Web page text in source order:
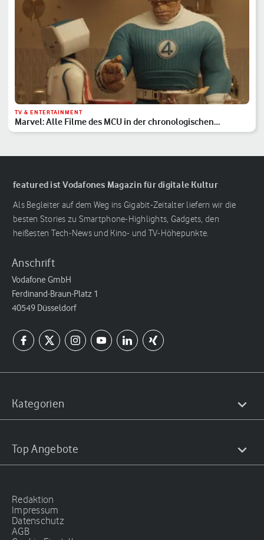
TV & ENTERTAINMENT
Marvel: Alle Filme des MCU in der chronologischen
Reihenfolge
featured ist Vodafones Magazin für digitale Kultur
Als Begleiter auf dem Weg ins Gigabit-Zeitalter liefern wir die
besten Stories zu Smartphone-Highlights, Gadgets, den
heißesten Tech-News und Kino- und TV-Höhepunkte.
Anschrift
Vodafone GmbH
Ferdinand-Braun-Platz 1
40549 Düsseldorf
Kategorien
Top Angebote
Redaktion
Impressum
Datenschutz
AGB